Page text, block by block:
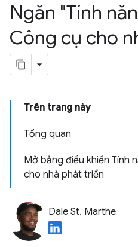
Ngăn "Tính
Công cụ cho
Trên trang này
Tổng quan
Mở bảng điều khiển Tính
cho nhà phát triển
Dale St. Marthe